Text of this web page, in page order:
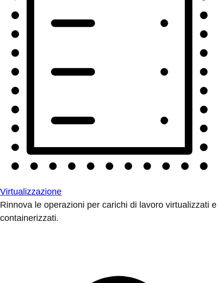
Virtualizzazione
Rinnova le operazioni per carichi di lavoro virtualizzati e
containerizzati.